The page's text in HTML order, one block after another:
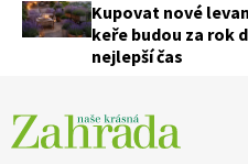
Kupovat nové
keře budou za rok
nejlepší čas